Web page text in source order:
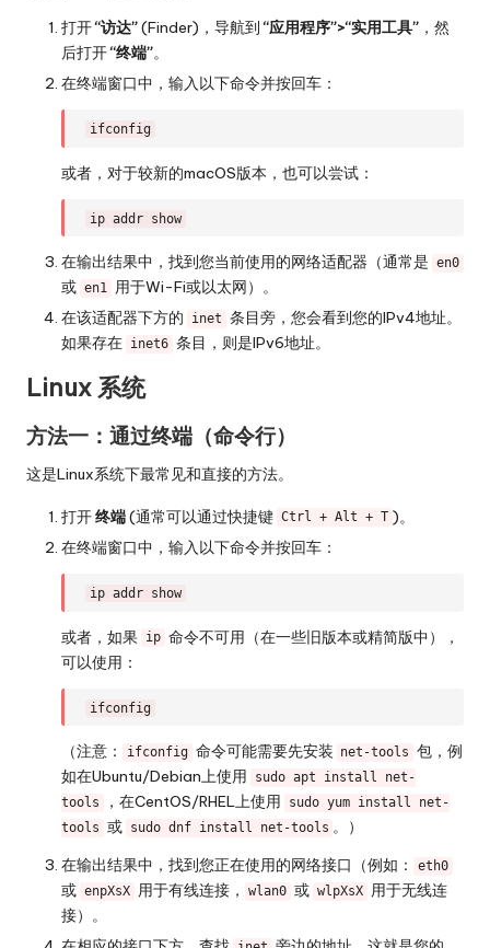
打开“访达”(Finder)，导航到“应用程序”>“实用工具” ，然
后打开“终端”。
在终端窗口中，输入以下命令并按回车：
ifconfig
或者，对于较新的macOS版本，也可以尝试：
ip addr show
在输出结果中，找到您当前使用的网络适配器（通常是 en0
或 en1 用于Wi-Fi或以太网）。
在该适配器下方的
inet 条目旁，您会看到您的IPv4地址。
如果存在 inet6 条目，则是IPv6地址。
Linux 系统
方法一：通过终端（命令行）
这是Linux系统下最常见和直接的方法。
打开终端(通常可以通过快捷键 Ctrl + Alt + T )。
在终端窗口中，输入以下命令并按回车：
ip addr show
或者，如果 ip 命令不可用（在一些旧版本或精简版中），
可以使用：
ifconfig
（注意： ifconfig 命令可能需要先安装 net-tools 包，例
如在Ubuntu/Debian上使用
sudo apt install net-
tools
，在CentOS/RHEL上使用
sudo yum install net-
tools 或 sudo dnf install net-tools 。）
在输出结果中，找到您正在使用的网络接口（例如：
eth0
或 enpXsX 用于有线连接， wlan0 或 wlpXsX 用于无线连
接）。